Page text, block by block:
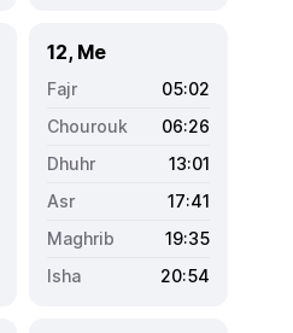
12, Me
05:02
06:26
13:01
17:41
19:35
20:54